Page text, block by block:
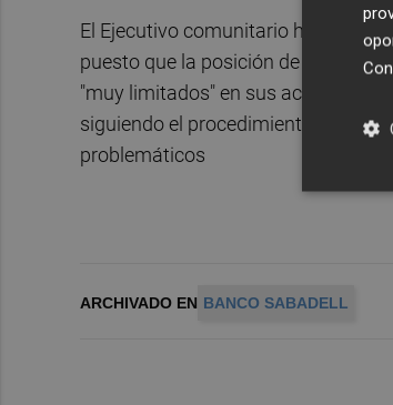
El Ejecutivo comunitario ha
puesto que la posición de mercado
"muy limitados" en sus actividades.
siguiendo el procedimiento
problemáticos
ARCHIVADO EN BANCO SABADELL